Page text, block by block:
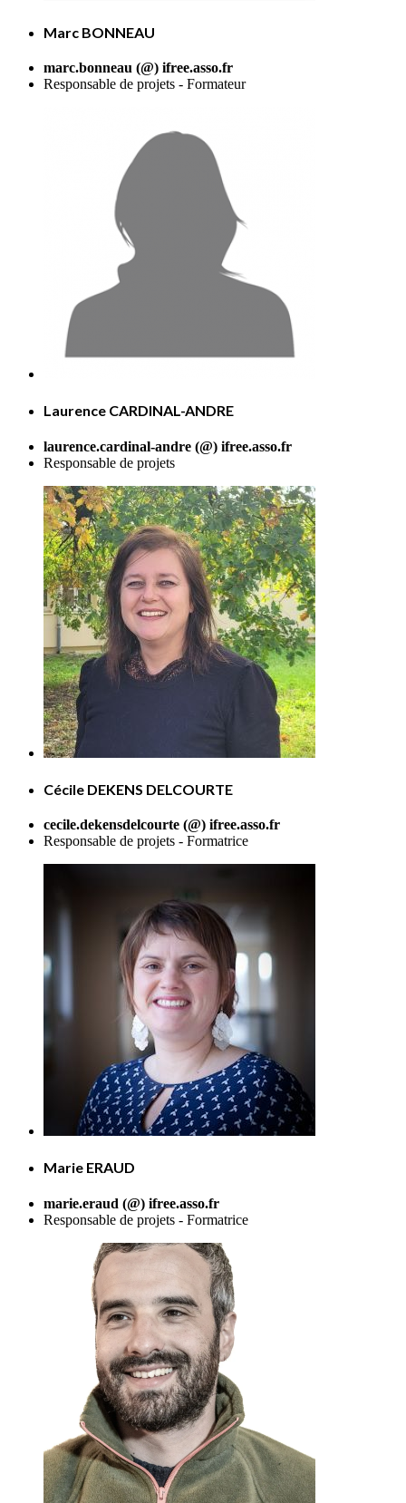
Marc BONNEAU
marc.bonneau (@) ifree.asso.fr
Responsable de projets - Formateur
Laurence CARDINAL-ANDRE
laurence.cardinal-andre (@) ifree.asso.fr
Responsable de projets
Cécile DEKENS DELCOURTE
cecile.dekensdelcourte (@) ifree.asso.fr
Responsable de projets - Formatrice
Marie ERAUD
marie.eraud (@) ifree.asso.fr
Responsable de projets - Formatrice